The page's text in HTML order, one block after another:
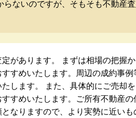
ないのですが、そもそも不動産
があります。 まずは相場の把握か
すめいたします。周辺の成約事例
します。 また、具体的にご売却を
すめいたします。ご所有不動産の
なりますので、より実勢に近いも